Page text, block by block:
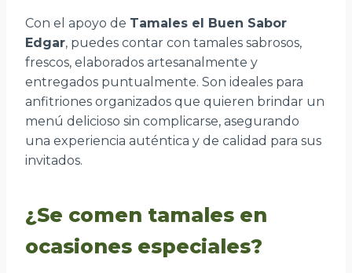
Con el apoyo de Tamales el Buen Sabor
Edgar, puedes contar con tamales sabrosos,
frescos, elaborados artesanalmente y
entregados puntualmente. Son ideales para
anfitriones organizados que quieren brindar un
menú delicioso sin complicarse, asegurando
una experiencia auténtica y de calidad para sus
invitados.
¿Se comen tamales en
ocasiones especiales?